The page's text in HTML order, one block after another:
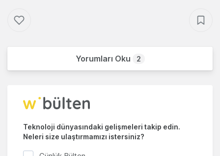
Yorumları Oku 2
Teknoloji dünyasındaki gelişmeleri takip edin.
Neleri size ulaştırmamızı istersiniz?